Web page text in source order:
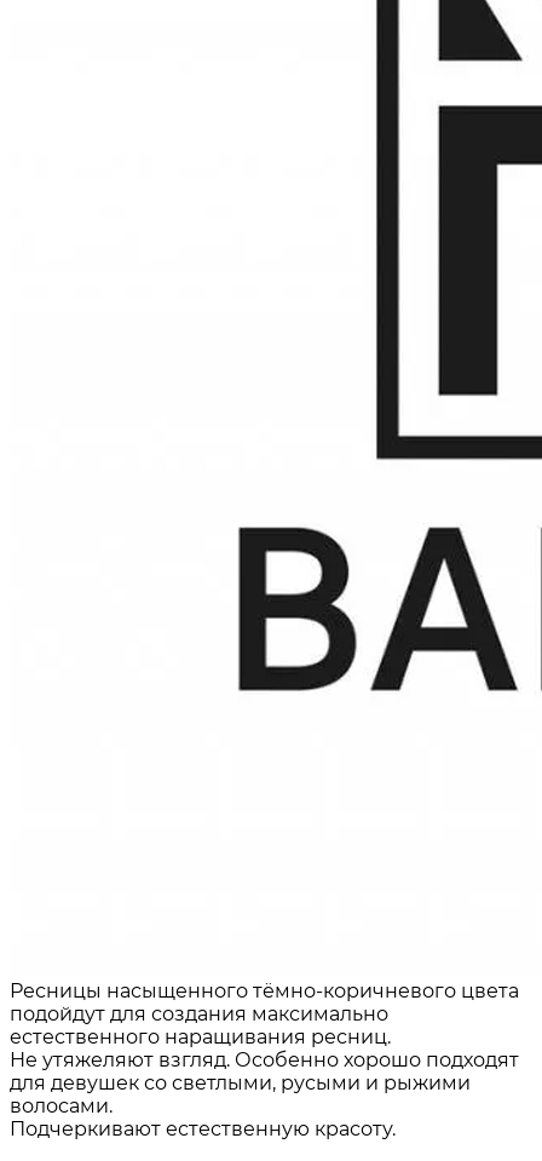
Ресницы насыщенного тёмно-коричневого цвета
подойдут для создания максимально
естественного наращивания ресниц.
Не утяжеляют взгляд. Особенно хорошо подходят
для девушек со светлыми, русыми и рыжими
волосами.
Подчеркивают естественную красоту.